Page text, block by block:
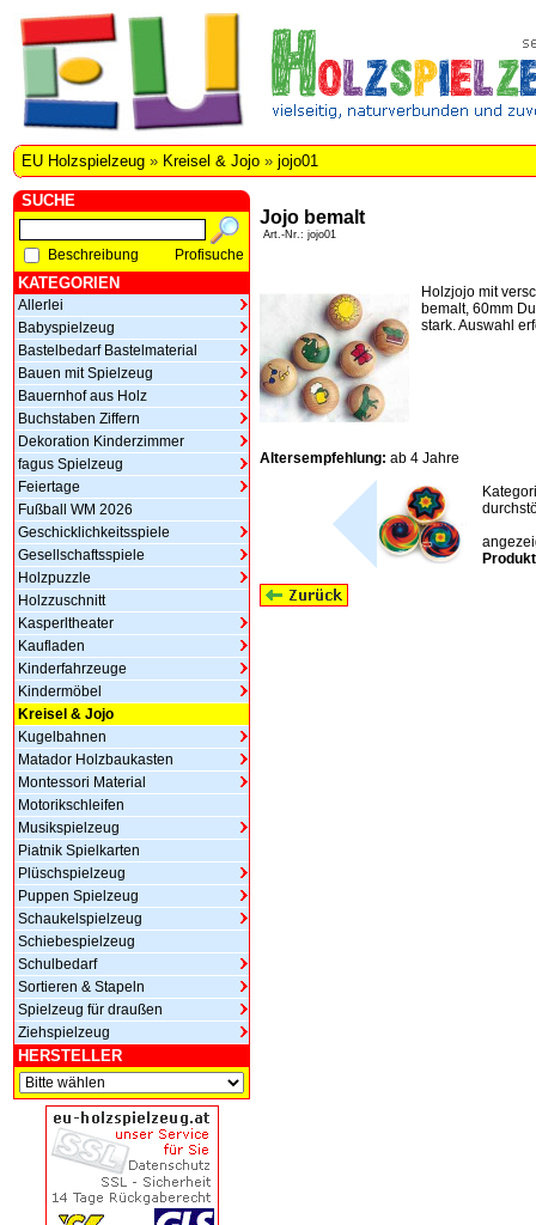
EU Holzspielzeug » Kreisel & Jojo » jojo01
SUCHE
Beschreibung Profisuche
KATEGORIEN
Allerlei
Babyspielzeug
Bastelbedarf Bastelmaterial
Bauen mit Spielzeug
Bauernhof aus Holz
Buchstaben Ziffern
Dekoration Kinderzimmer
fagus Spielzeug
Feiertage
Fußball WM 2026
Geschicklichkeitsspiele
Gesellschaftsspiele
Holzpuzzle
Holzzuschnitt
Kasperltheater
Kaufladen
Kinderfahrzeuge
Kindermöbel
Kreisel & Jojo
Kugelbahnen
Matador Holzbaukasten
Montessori Material
Motorikschleifen
Musikspielzeug
Piatnik Spielkarten
Plüschspielzeug
Puppen Spielzeug
Schaukelspielzeug
Schiebespielzeug
Schulbedarf
Sortieren & Stapeln
Spielzeug für draußen
Ziehspielzeug
HERSTELLER
Jojo bemalt
Art.-Nr.: jojo01
Holzjojo mit
bemalt, 60mm
stark. Auswahl
Altersempfehlung: ab 4 Jahre